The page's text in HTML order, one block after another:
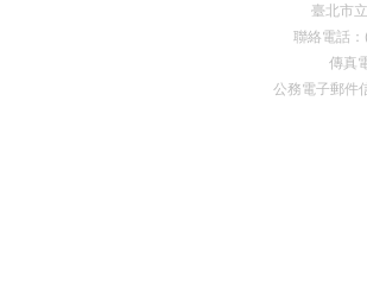
臺北市
聯絡電話
傳真
公務電子郵件